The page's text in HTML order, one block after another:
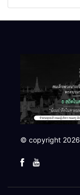
© copyright 2026